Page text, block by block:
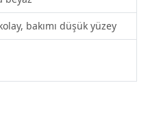
bakımı düşük yüzey